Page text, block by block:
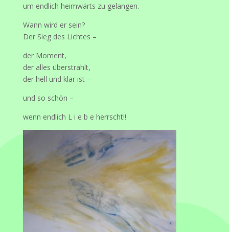
um endlich heimwärts zu gelangen.
Wann wird er sein?
Der Sieg des Lichtes –
der Moment,
der alles überstrahlt,
der hell und klar ist –
und so schön –
wenn endlich L i e b e herrscht!!